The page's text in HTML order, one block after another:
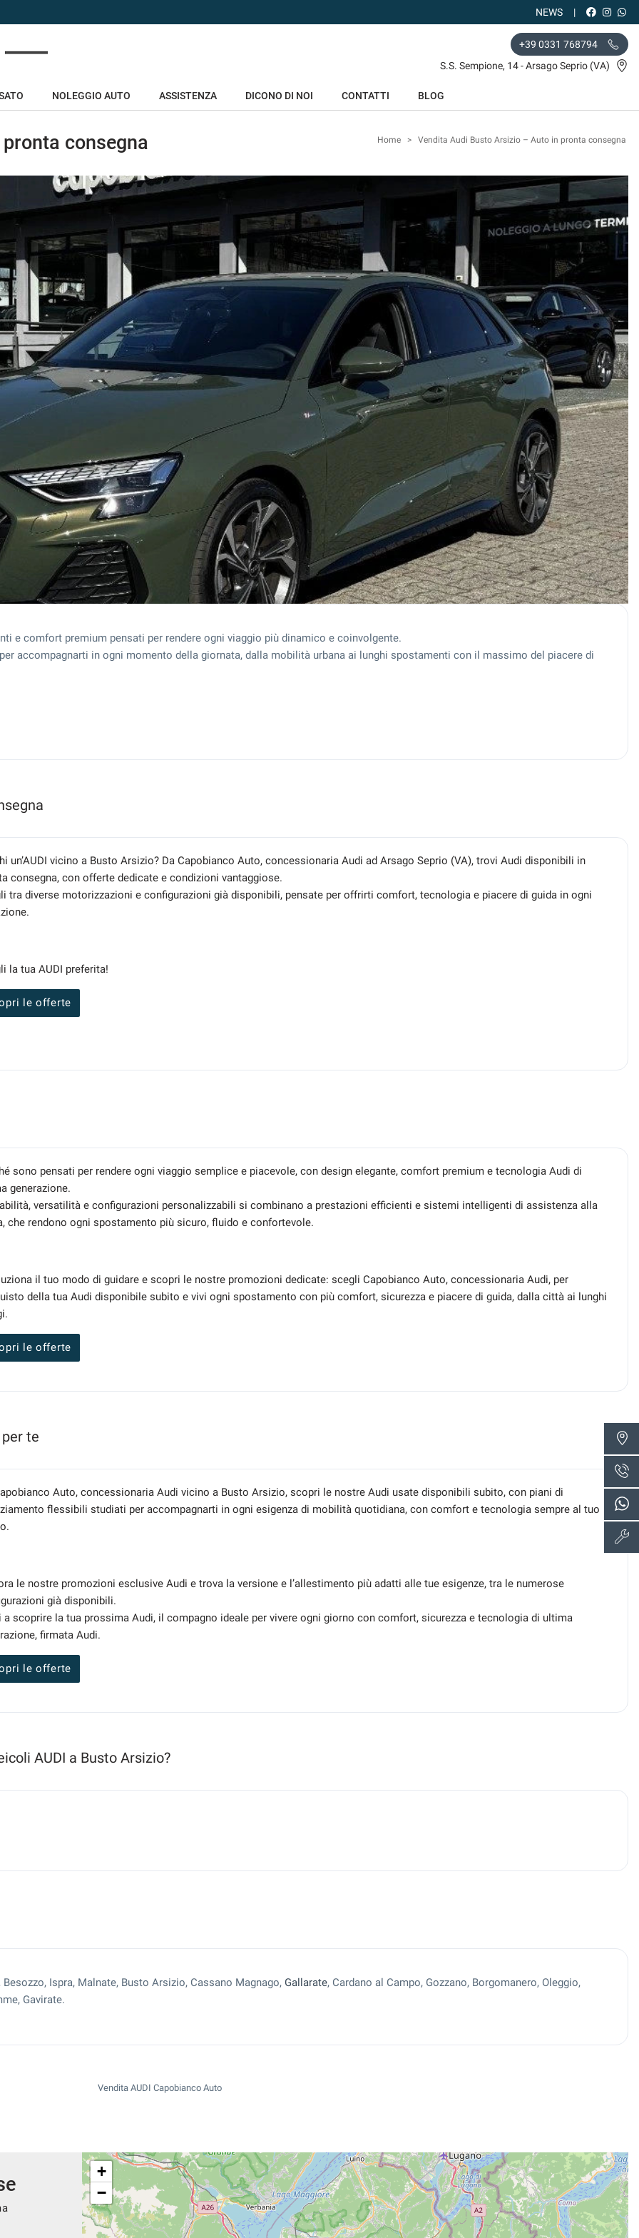
NEWS
+39 0331 768794
S.S. Sempione, 14 - Arsago Seprio (VA)
NOLEGGIO AUTO ASSISTENZA DICONO DI NOI CONTATTI BLOG
consegna Home > Vendita Audi Busto Arsizio – Auto in pronta consegna
e comfort premium pensati per rendere ogni viaggio più dinamico e coinvolgente.
accompagnarti in ogni momento della giornata, dalla mobilità urbana ai lunghi spostamenti con il massimo del piacere di
un’AUDI vicino a Busto Arsizio? Da Capobianco Auto, concessionaria Audi ad Arsago Seprio (VA), trovi Audi disponibili in
consegna, con offerte dedicate e condizioni vantaggiose.
tra diverse motorizzazioni e configurazioni già disponibili, pensate per offrirti comfort, tecnologia e piacere di guida in ogni
la tua AUDI preferita!
le offerte
sono pensati per rendere ogni viaggio semplice e piacevole, con design elegante, comfort premium e tecnologia Audi di
generazione.
versatilità e configurazioni personalizzabili si combinano a prestazioni efficienti e sistemi intelligenti di assistenza alla
che rendono ogni spostamento più sicuro, fluido e confortevole.
il tuo modo di guidare e scopri le nostre promozioni dedicate: scegli Capobianco Auto, concessionaria Audi, per
della tua Audi disponibile subito e vivi ogni spostamento con più comfort, sicurezza e piacere di guida, dalla città ai lunghi
le offerte
te
Auto, concessionaria Audi vicino a Busto Arsizio, scopri le nostre Audi usate disponibili subito, con piani di
flessibili studiati per accompagnarti in ogni esigenza di mobilità quotidiana, con comfort e tecnologia sempre al tuo
le nostre promozioni esclusive Audi e trova la versione e l’allestimento più adatti alle tue esigenze, tra le numerose
già disponibili.
a scoprire la tua prossima Audi, il compagno ideale per vivere ogni giorno con comfort, sicurezza e tecnologia di ultima
firmata Audi.
le offerte
AUDI a Busto Arsizio?
, Besozzo, Ispra, Malnate, Busto Arsizio, Cassano Magnago, Gallarate, Cardano al Campo, Gozzano, Borgomanero, Oleggio,
Gavirate.
Vendita AUDI Capobianco Auto
+
−